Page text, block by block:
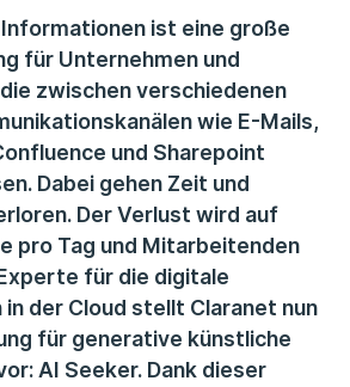
Informationen ist eine große
für Unternehmen und
zwischen verschiedenen
wie E-Mails,
und Sharepoint
Dabei gehen Zeit und
Der Verlust wird auf
pro Tag und Mitarbeitenden
für die digitale
der Cloud stellt Claranet nun
für generative künstliche
AI Seeker. Dank dieser